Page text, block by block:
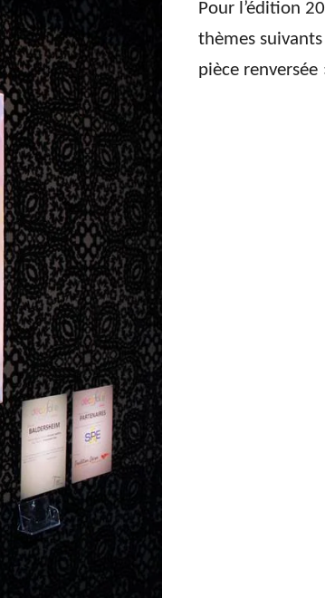
Pour l’édition
thèmes
pièce renversée